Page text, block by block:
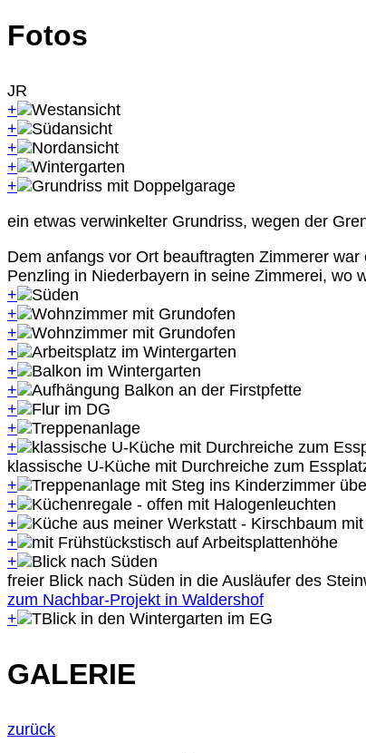
Fotos
JR
+
+
+
+
+
ein etwas verwinkelter Grundriss, wegen der
Dem anfangs vor Ort beauftragten Zimmerer
Penzling in Niederbayern in seine Zimmerei, wo
+
+
+
+
+
+
+
+
+
klassische U-Küche mit Durchreiche zum
+
+
+
+
+
freier Blick nach Süden in die Ausläufer des
zum Nachbar-Projekt in Waldershof
+
GALERIE
zurück